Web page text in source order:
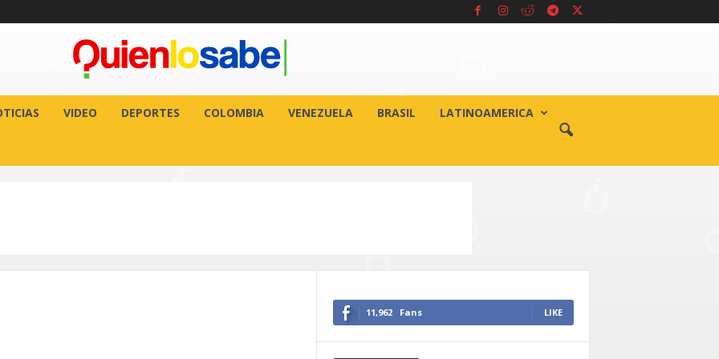
VIDEO DEPORTES COLOMBIA VENEZUELA BRASIL LATINOAMERICA
11,962 Fans LIKE